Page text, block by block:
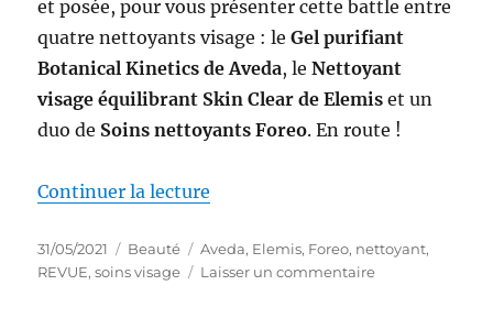
et posée, pour vous présenter cette battle entre
quatre nettoyants visage : leGel purifiant
Botanical Kinetics de Aveda, leNettoyant
visage équilibrant Skin Clear de Elemis et un
duo de Soins nettoyants Foreo. En route !
Continuer la lecture
Publié
le
31/05/2021 Catégories
Beauté Étiquettes
Aveda, Elemis, Foreo, nettoyant,
REVUE,soins visage Laisser un commentairesur